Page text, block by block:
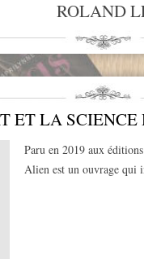
ROLAND
ET LA
Paru en 2019 aux
Alien est un ouvrage qui